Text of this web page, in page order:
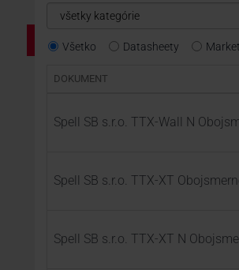
Kamery
Hikvision,
DS-
2CD..,...
Všetko Datasheety
DOKUMENT
Spell SB s.r.o. TTX-Wall N
Spell SB s.r.o. TTX-XT
Spell SB s.r.o. TTX-XT N